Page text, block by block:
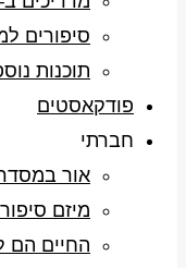
סיפורים
תוכנות
פודקאסטים
חברתי
אור
מיזם
החיים הם